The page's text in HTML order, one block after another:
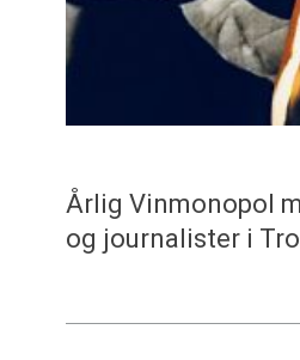
Årlig Vinmonopol
og journalister i